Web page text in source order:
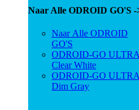
Naar Alle ODROID GO'S -
Naar Alle ODROID
GO'S
ODROID-GO ULTRA
Clear White
ODROID-GO ULTRA
Dim Gray